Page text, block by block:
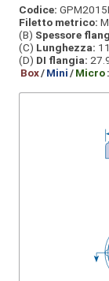
Codice:
Filetto metrico:
(B) Spessore
(C) Lunghezza:
(D) DI flangia:
Box/Mini/Micro: